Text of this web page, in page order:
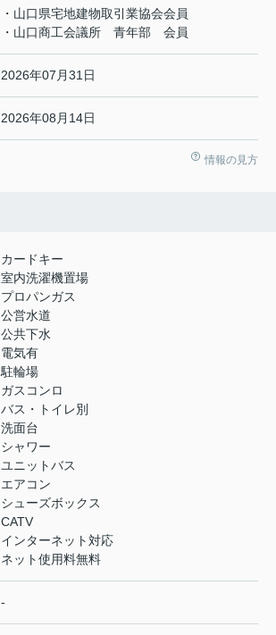
・山口県宅地建物取引業協会会員
・山口商工会議所 青年部 会員
2026年07月31日
2026年08月14日
情報の見方
カードキー
室内洗濯機置場
プロパンガス
公営水道
公共下水
電気有
駐輪場
ガスコンロ
バス・トイレ別
洗面台
シャワー
ユニットバス
エアコン
シューズボックス
CATV
インターネット対応
ネット使用料無料
-